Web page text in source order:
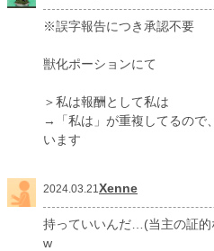
※誤字報告につき承認不要
獣化ポーションにて
＞私は報酬として私は
→「私は」が重複してるので
います
2024.03.21Xenne
持っていいんだ…(当主の証
w